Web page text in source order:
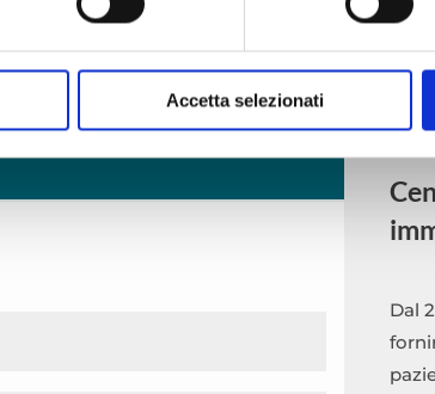
i tuoi dati personali e imposta le tue
necessari per il corretto funzionamento e ,con il
come specificato nella cookie policy. Può
attivare.
Accetta selezionati
Dal